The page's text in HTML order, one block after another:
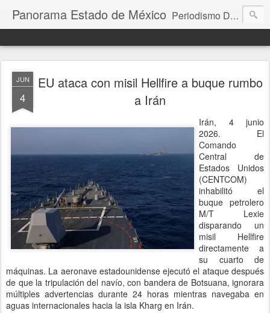
Panorama Estado de México Periodismo Digital
JUN
4
EU ataca con misil Hellfire a buque rumbo
a Irán
Irán, 4 junio
2026. El
Comando
Central de
Estados Unidos
(CENTCOM)
inhabilitó el
buque petrolero
M/T Lexie
disparando un
misil Hellfire
directamente a
su cuarto de
máquinas. La aeronave estadounidense ejecutó el ataque después
de que la tripulación del navío, con bandera de Botsuana, ignorara
múltiples advertencias durante 24 horas mientras navegaba en
aguas internacionales hacia la isla Kharg en Irán.